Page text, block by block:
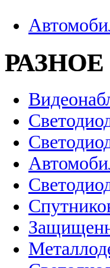
РАЗНОЕ